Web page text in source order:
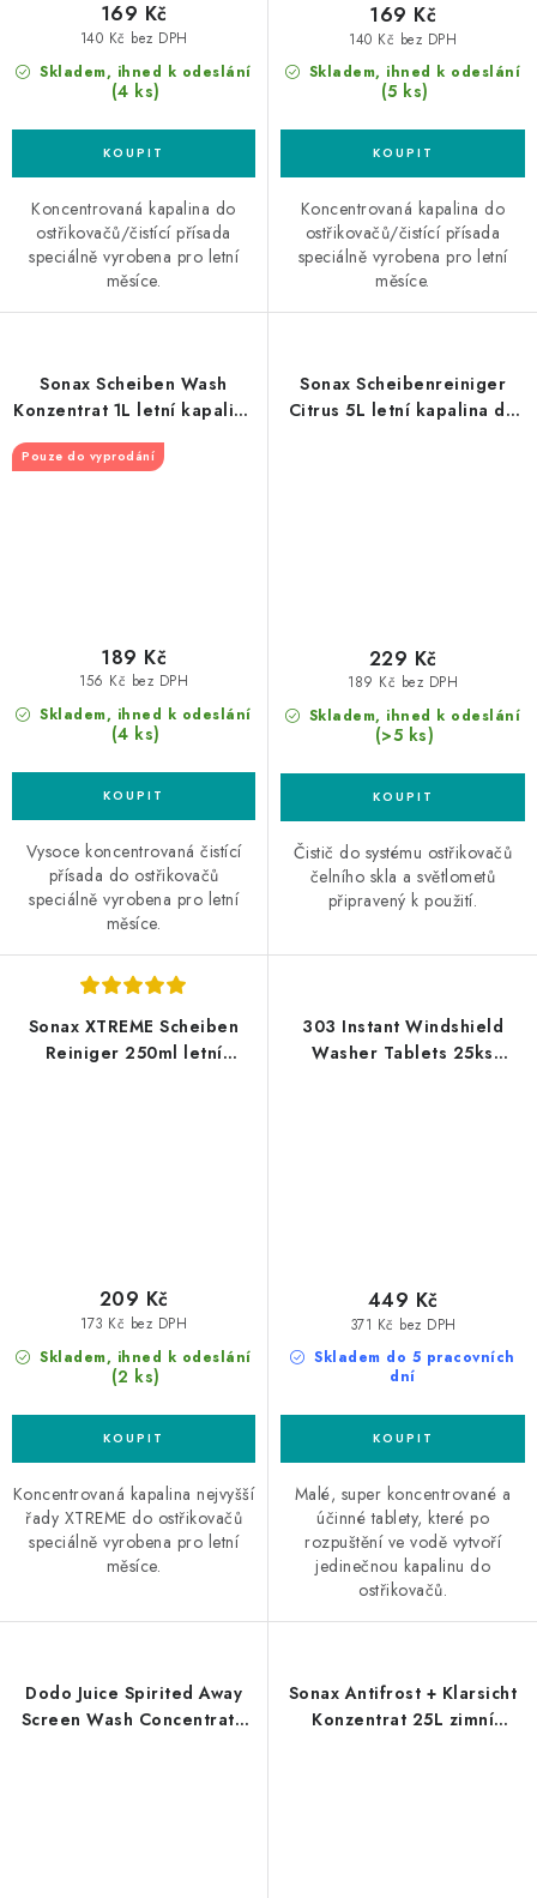
Skladem, ihned k odeslání
(4 ks)
140 Kč bez DPH
169 Kč
Koncentrovaná kapalina do
ostřikovačů/čistící přísada
speciálně vyrobena pro letní
měsíce.
Skladem, ihned k odeslání
(5 ks)
140 Kč bez DPH
169 Kč
Koncentrovaná kapalina do
ostřikovačů/čistící přísada
speciálně vyrobena pro letní
měsíce.
Sonax Scheiben Wash
Konzentrat 1L letní kapalina
do ostřikovačů koncentrát
Pouze do vyprodání
Skladem, ihned k odeslání
(4 ks)
156 Kč bez DPH
189 Kč
Vysoce koncentrovaná čistící
přísada do ostřikovačů
speciálně vyrobena pro letní
měsíce.
Sonax Scheibenreiniger
Citrus 5L letní kapalina do
Skladem, ihned k odeslání
(>5 ks)
189 Kč bez DPH
229 Kč
Čistič do systému ostřikovačů
čelního skla a světlometů
připravený k použití.
Sonax XTREME Scheiben
Reiniger 250ml letní
Skladem, ihned k odeslání
(2 ks)
173 Kč bez DPH
209 Kč
Koncentrovaná kapalina nejvyšší
řady XTREME do ostřikovačů
speciálně vyrobena pro letní
měsíce.
303 Instant Windshield
Washer Tablets 25ks
Skladem do 5 pracovních
dní
371 Kč bez DPH
449 Kč
Malé, super koncentrované a
účinné tablety, které po
rozpuštění ve vodě vytvoří
jedinečnou kapalinu do
ostřikovačů.
Dodo Juice Spirited Away
Screen Wash Concentrate
Sonax Antifrost + Klarsicht
Konzentrat 25L zimní